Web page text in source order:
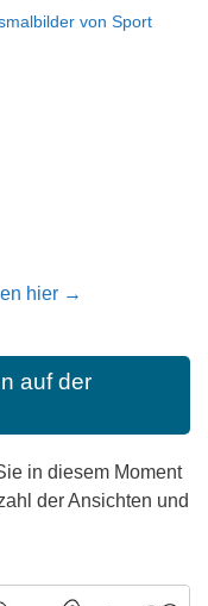
von Sport
hier →
auf der
in diesem Moment
der Ansichten und